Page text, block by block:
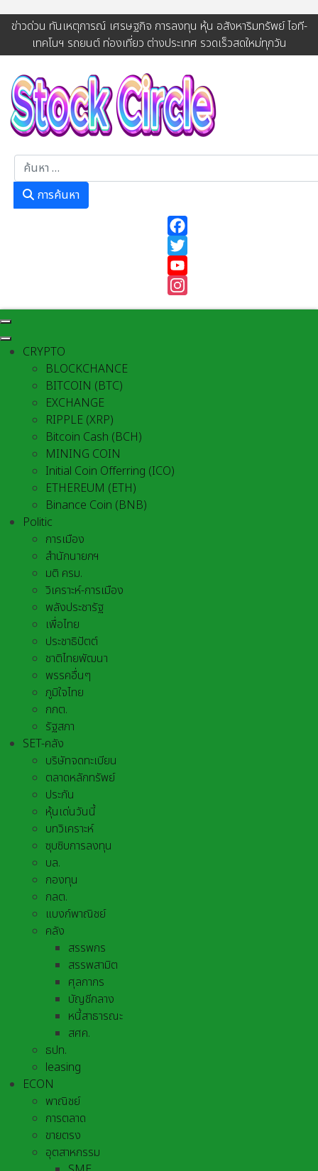
ข่าวด่วน ทันเหตุการณ์ เศรษฐกิจ การลงทุน หุ้น อสังหาริมทรัพย์ ไอที-
เทคโนฯ รถยนต์ ท่องเที่ยว ต่างประเทศ รวดเร็วสดใหม่ทุกวัน
การค้นหา
Instagram
CRYPTO
BLOCKCHANCE
BITCOIN (BTC)
EXCHANGE
RIPPLE (XRP)
Bitcoin Cash (BCH)
MINING COIN
Initial Coin Offerring (ICO)
ETHEREUM (ETH)
Binance Coin (BNB)
Politic
การเมือง
สำนักนายกฯ
มติ ครม.
วิเคราะห์-การเมือง
พลังประชารัฐ
เพื่อไทย
ประชาธิปัตต์
ชาติไทยพัฒนา
พรรคอื่นๆ
ภูมิใจไทย
กกต.
รัฐสภา
SET-คลัง
บริษัทจดทะเบียน
ตลาดหลักทรัพย์
ประกัน
หุ้นเด่นวันนี้
บทวิเคราะห์
ซุบซิบการลงทุน
บล.
กองทุน
กลต.
แบงก์พาณิชย์
คลัง
สรรพกร
สรรพสามิต
ศุลกากร
บัญชีกลาง
หนี้สาธารณะ
สศค.
ธปท.
leasing
ECON
พาณิชย์
การตลาด
ขายตรง
อุตสาหกรรม